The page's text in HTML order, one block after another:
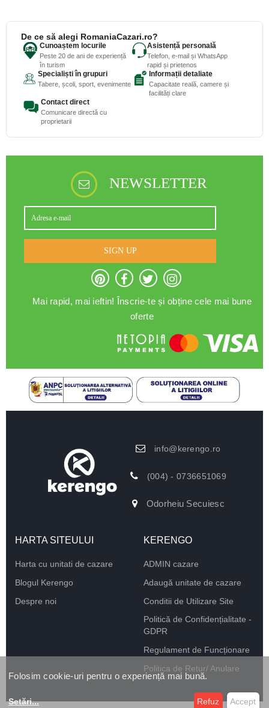
De ce să alegi RomaniaCazari.ro?
Cunoaștem locurile
Peste 20 de ani de experiență
în turism
Asistență personală
Telefon, e-mail și WhatsApp
rapid și prietenos
Specialiști în grupuri
Tabere, școli, sport, evenimente
Informații detaliate
Capacitate reală, camere și
facilități clare
Contact direct
Comunicare directă cu
proprietarii
NEWSLETTER
SIGN UP
Mai rapid, mai ieftin! Înscrie-te și obține cele mai bune
oferte
info@kerengo.ro
(004) - 0736651069
Odorheiu Secuiesc
HARTA SITEULUI
Harta cu unitati de cazare
Blogul Kerengo
Despre noi
KERENGO
ADMIN cazare
Adaugă unitate de cazare
Conditii de Utilizare Site
Politică de Confidențialitate -
GDPR
Regulament de Funcționare
Politica de Retur/ Anulare
Folosim cookie-uri pentru o experiență mai bună.
Setări... Refuz Accept